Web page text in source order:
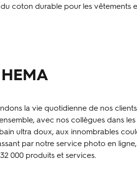
coton durable pour les vêtements
la vie quotidienne de nos
avec nos collègues dans
ultra doux, aux innombrables
par notre service photo en
000 produits et services.